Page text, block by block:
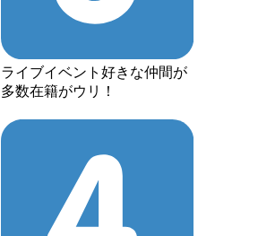
ライブイベント好きな仲間が
多数在籍がウリ！